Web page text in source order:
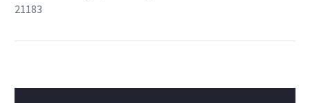
21183